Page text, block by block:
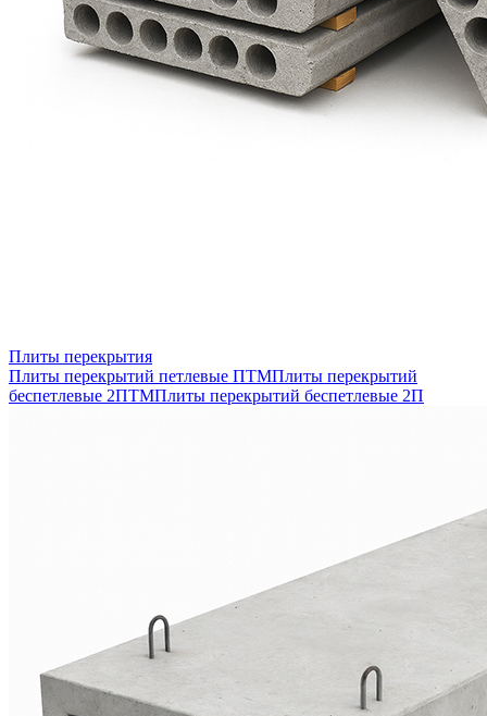
Плиты перекрытия
Плиты перекрытий петлевые ПТМПлиты перекрытий
беспетлевые 2ПТМПлиты перекрытий беспетлевые 2П